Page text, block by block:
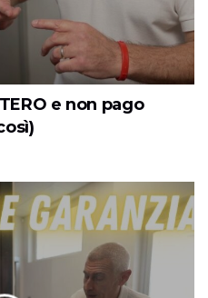
e non pago